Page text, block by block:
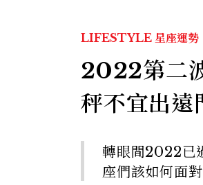
LIFESTYLE 星座運勢
2022第二
秤不宜出遠
轉眼間2022已
座們該如何面